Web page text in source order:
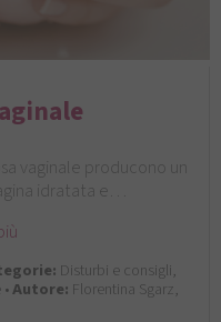
vaginale producono un
idratata e…
Disturbi e consigli,
Autore: Florentina Sgarz,